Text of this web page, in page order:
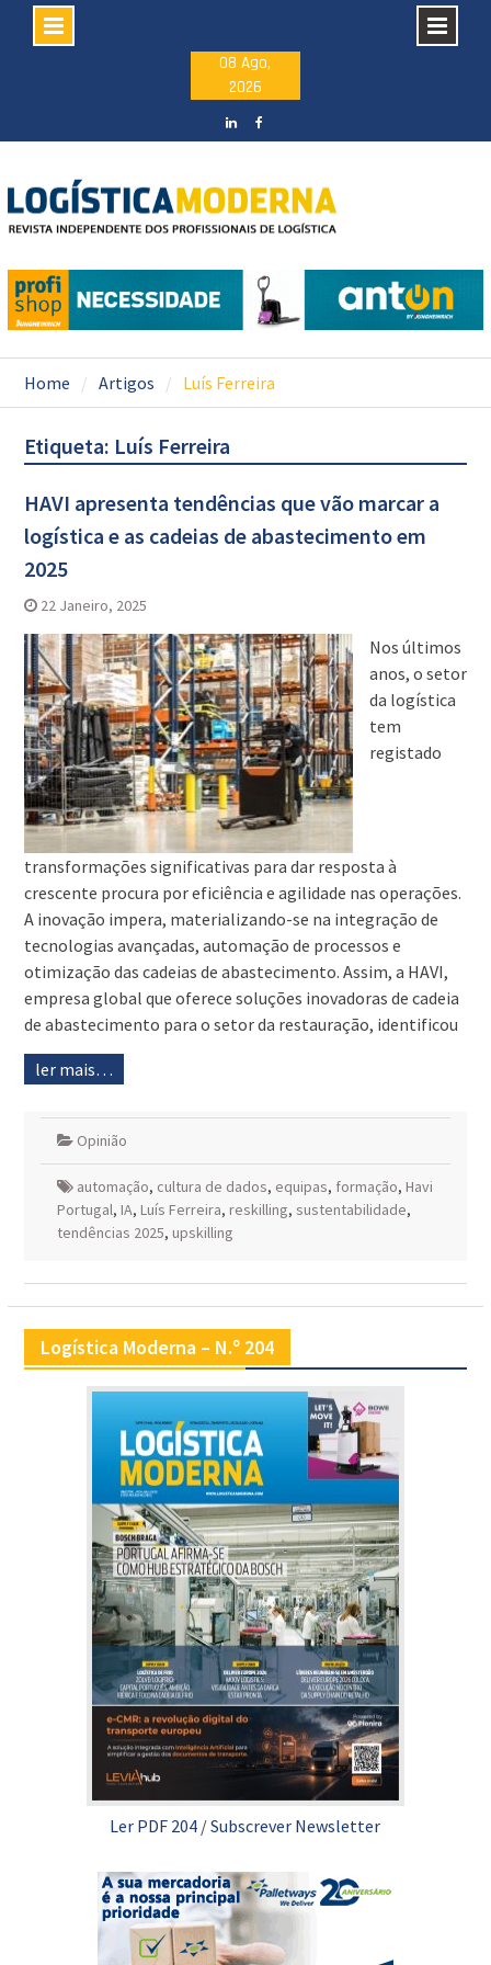
08 Ago,
2026
Home Artigos Luís Ferreira
Etiqueta: Luís Ferreira
HAVI apresenta tendências que vão marcar a
logística e as cadeias de abastecimento em
2025
22 Janeiro, 2025
Nos últimos
anos, o setor
da logística
tem
registado
transformações significativas para dar resposta à
crescente procura por eficiência e agilidade nas operações.
A inovação impera, materializando-se na integração de
tecnologias avançadas, automação de processos e
otimização das cadeias de abastecimento. Assim, a HAVI,
empresa global que oferece soluções inovadoras de cadeia
de abastecimento para o setor da restauração, identificou
ler mais…
Opinião
automação, cultura de dados, equipas, formação, Havi
Portugal, IA, Luís Ferreira, reskilling, sustentabilidade,
tendências 2025, upskilling
Logística Moderna – N.º 204
Ler PDF 204 /Subscrever Newsletter